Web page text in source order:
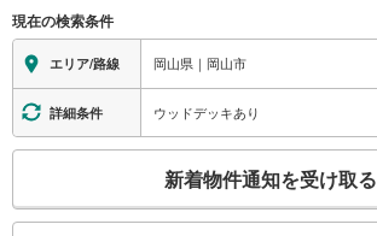
現在の検索条件
エリア/路線 岡山県｜岡山市
詳細条件 ウッドデッキあり
検
新着物件通知を受け取る